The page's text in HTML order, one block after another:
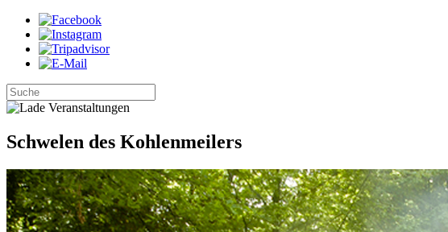
Schwelen des Kohlenmeilers